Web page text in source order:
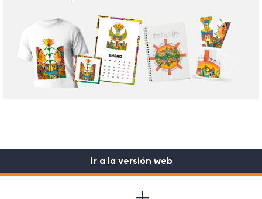
Ir a la versión web